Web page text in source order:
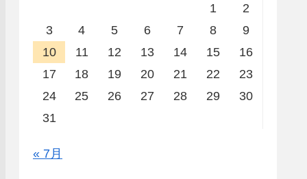
1
2
3
4 5 6 7 8
9
10
11 12 13 14 15
16
17
18 19 20 21 22
23
24
25 26 27 28 29
30
31
« 7月